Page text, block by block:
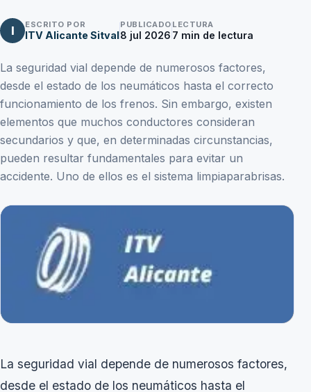
I ESCRITO POR
ITV Alicante Sitval
PUBLICADO
8 jul 2026
LECTURA
7 min de lectura
La seguridad vial depende de numerosos factores,
desde el estado de los neumáticos hasta el correcto
funcionamiento de los frenos. Sin embargo, existen
elementos que muchos conductores consideran
secundarios y que, en determinadas circunstancias,
pueden resultar fundamentales para evitar un
accidente. Uno de ellos es el sistema limpiaparabrisas.
La seguridad vial depende de numerosos factores,
desde el estado de los neumáticos hasta el